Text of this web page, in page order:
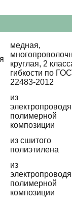
медная,
круглая, 2
гибкости по
22483-2012
из
полимерной
композиции
из сшитого
полиэтилена
из
полимерной
композиции